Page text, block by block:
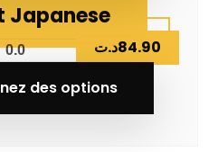
Japanese
0.0 84.90د.ت
des options